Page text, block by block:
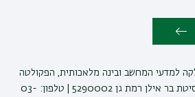
למדעי המחשב ובינה מלאכותית, הפקולטה
למדעים מדויקים | אוניברסיטת בר אילן רמת גן 5290002 | טלפון: 03-